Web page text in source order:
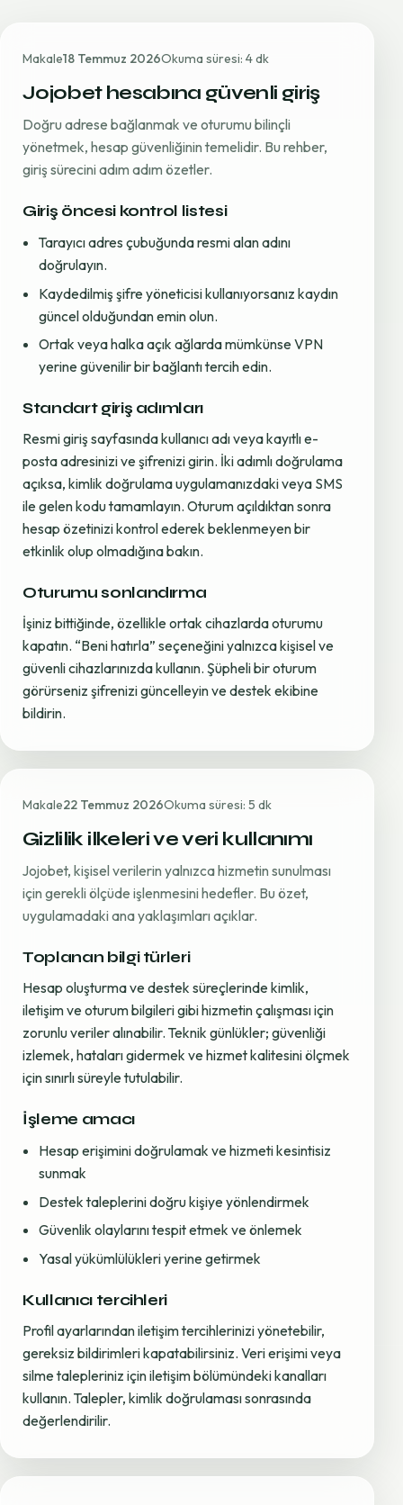
Makale18 Temmuz 2026Okuma süresi: 4 dk
Jojobet hesabına güvenli giriş
Doğru adrese bağlanmak ve oturumu bilinçli
yönetmek, hesap güvenliğinin temelidir. Bu rehber,
giriş sürecini adım adım özetler.
Giriş öncesi kontrol listesi
Tarayıcı adres çubuğunda resmi alan adını
doğrulayın.
Kaydedilmiş şifre yöneticisi kullanıyorsanız kaydın
güncel olduğundan emin olun.
Ortak veya halka açık ağlarda mümkünse VPN
yerine güvenilir bir bağlantı tercih edin.
Standart giriş adımları
Resmi giriş sayfasında kullanıcı adı veya kayıtlı e-
posta adresinizi ve şifrenizi girin. İki adımlı doğrulama
açıksa, kimlik doğrulama uygulamanızdaki veya SMS
ile gelen kodu tamamlayın. Oturum açıldıktan sonra
hesap özetinizi kontrol ederek beklenmeyen bir
etkinlik olup olmadığına bakın.
Oturumu sonlandırma
İşiniz bittiğinde, özellikle ortak cihazlarda oturumu
kapatın. “Beni hatırla” seçeneğini yalnızca kişisel ve
güvenli cihazlarınızda kullanın. Şüpheli bir oturum
görürseniz şifrenizi güncelleyin ve destek ekibine
bildirin.
Makale22 Temmuz 2026Okuma süresi: 5 dk
Gizlilik ilkeleri ve veri kullanımı
Jojobet, kişisel verilerin yalnızca hizmetin sunulması
için gerekli ölçüde işlenmesini hedefler. Bu özet,
uygulamadaki ana yaklaşımları açıklar.
Toplanan bilgi türleri
Hesap oluşturma ve destek süreçlerinde kimlik,
iletişim ve oturum bilgileri gibi hizmetin çalışması için
zorunlu veriler alınabilir. Teknik günlükler; güvenliği
izlemek, hataları gidermek ve hizmet kalitesini ölçmek
için sınırlı süreyle tutulabilir.
İşleme amacı
Hesap erişimini doğrulamak ve hizmeti kesintisiz
sunmak
Destek taleplerini doğru kişiye yönlendirmek
Güvenlik olaylarını tespit etmek ve önlemek
Yasal yükümlülükleri yerine getirmek
Kullanıcı tercihleri
Profil ayarlarından iletişim tercihlerinizi yönetebilir,
gereksiz bildirimleri kapatabilirsiniz. Veri erişimi veya
silme talepleriniz için iletişim bölümündeki kanalları
kullanın. Talepler, kimlik doğrulaması sonrasında
değerlendirilir.